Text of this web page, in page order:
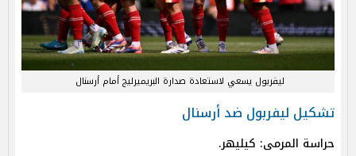
ليفربول يسعي لاستعادة صدارة البريميرليج أمام أرسنال
تشكيل ليفربول ضد أرسنال
حراسة المرمى: كيليهر.